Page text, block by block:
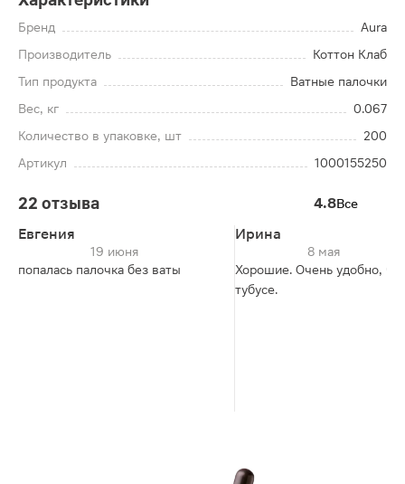
Бренд
Aura
Производитель
Коттон Клаб
Тип продукта
Ватные палочки
Вес, кг
0.067
Количество в упаковке, шт
200
Артикул
1000155250
22 отзыва 4.8Все
Евгения
19 июня
попалась палочка без ваты
Ирина
8 мая
Хорошие. Очень удобно,
тубусе.